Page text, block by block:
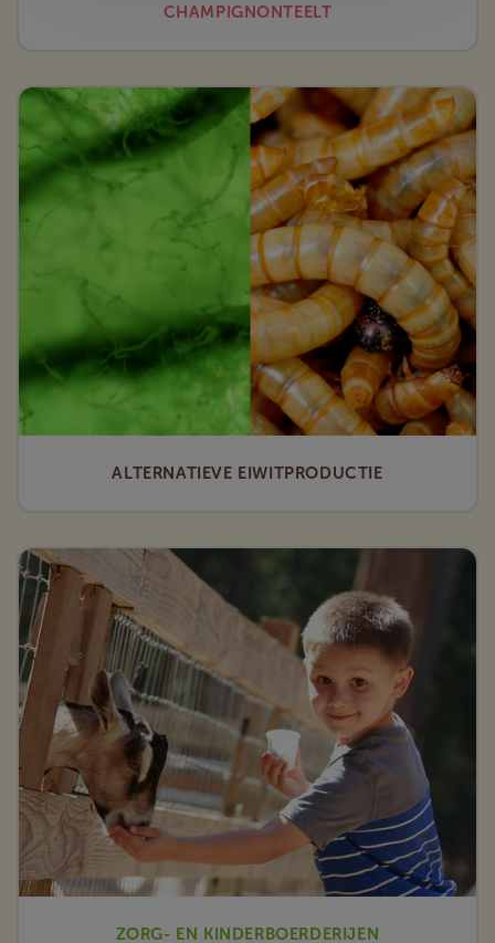
CHAMPIGNONTEELT
ALTERNATIEVE EIWITPRODUCTIE
ZORG- EN KINDERBOERDERIJEN